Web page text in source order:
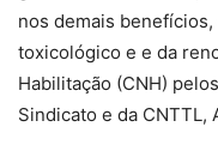
nos demais
toxicológico e e da
Habilitação (CNH)
Sindicato e da CNTTL,